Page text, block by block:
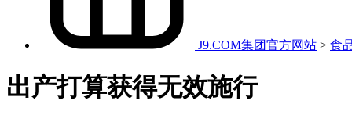
J9.COM集团官方网站 > 食
出产打算获得无效施行